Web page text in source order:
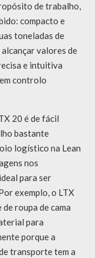
de trabalho,
compacto e
toneladas de
valores de
e intuitiva
controlo
20 é de fácil
bastante
logístico na Lean
nos
para ser
exemplo, o LTX
roupa de cama
para
porque a
transporte tem a